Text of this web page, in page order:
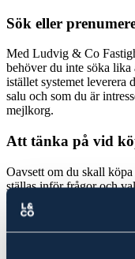
Sök eller
Med Ludvig & Co
behöver du inte söka
istället systemet leverera
salu och som du är
mejlkorg.
Att tänka på vid
Oavsett om du skall
ställas inför frågor och
även inom andra
fastighetsförmedling. Våra
olika viktiga